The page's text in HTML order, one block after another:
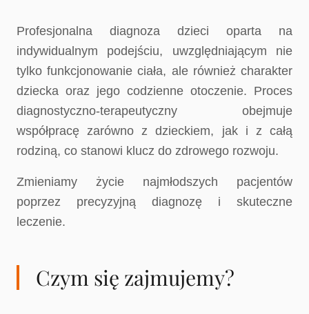
Profesjonalna diagnoza dzieci oparta na
indywidualnym podejściu, uwzględniającym nie
tylko funkcjonowanie ciała, ale również charakter
dziecka oraz jego codzienne otoczenie. Proces
diagnostyczno-terapeutyczny obejmuje
współpracę zarówno z dzieckiem, jak i z całą
rodziną, co stanowi klucz do zdrowego rozwoju.
Zmieniamy życie najmłodszych pacjentów
poprzez precyzyjną diagnozę i skuteczne
leczenie.
Czym się zajmujemy?